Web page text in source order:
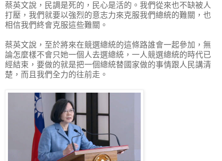
蔡英文說，民調是死的，民心是活的。我們從來也不缺被人
打壓，我們就要以強烈的意志力來克服我們總統的難關，也
相信我們終會克服這些難關。
蔡英文說，至於將來在競選總統的這條路誰會一起參加，無
論怎麼樣不會只她一個人去選總統，一人競選總統的時代已
經結束，要做的就是把一個總統替國家做的事情跟人民講清
楚，而且我們全力的往前走。